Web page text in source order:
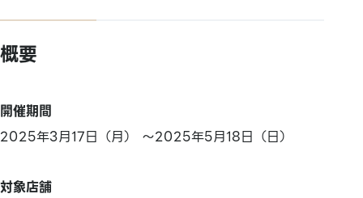
概要
開催期間
2025年3月17日（月） ～2025年5月18日（日）
対象店舗